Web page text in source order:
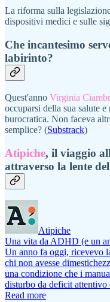
La riforma sulla
dispositivi medici e sulle
Che incantesimo
labirinto?
Quest'anno Virginia
occuparsi della sua salute
burocratica. Non faceva
semplice? (Substrack)
Atipiche, il viaggio
attraverso la lente
Atipiche
Una vita da ADHD (e un
Un anno fa oggi, ricevevo
chi non avesse
una condizione che i
disturbo da deficit
Read more